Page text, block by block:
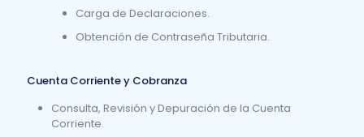
Carga de Declaraciones.
Obtención de Contraseña Tributaria.
Cuenta Corriente y Cobranza
Consulta, Revisión y Depuración de la Cuenta
Corriente.